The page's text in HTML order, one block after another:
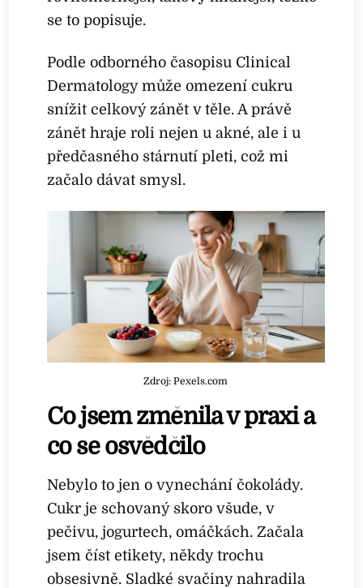
se to popisuje.
Podle odborného časopisu Clinical
Dermatology může omezení cukru
snížit celkový zánět v těle. A právě
zánět hraje roli nejen u akné, ale i u
předčasného stárnutí pleti, což mi
začalo dávat smysl.
Zdroj: Pexels.com
Co jsem změnila v praxi a
co se osvědčilo
Nebylo to jen o vynechání čokolády.
Cukr je schovaný skoro všude, v
pečivu, jogurtech, omáčkách. Začala
jsem číst etikety, někdy trochu
obsesivně. Sladké svačiny nahradila